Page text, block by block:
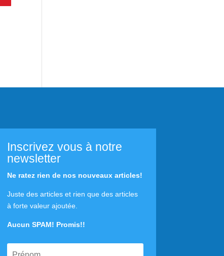
Inscrivez vous à notre
newsletter
Ne ratez rien de nos nouveaux articles!
Juste des articles et rien que des articles
à forte valeur ajoutée.
Aucun SPAM! Promis!!